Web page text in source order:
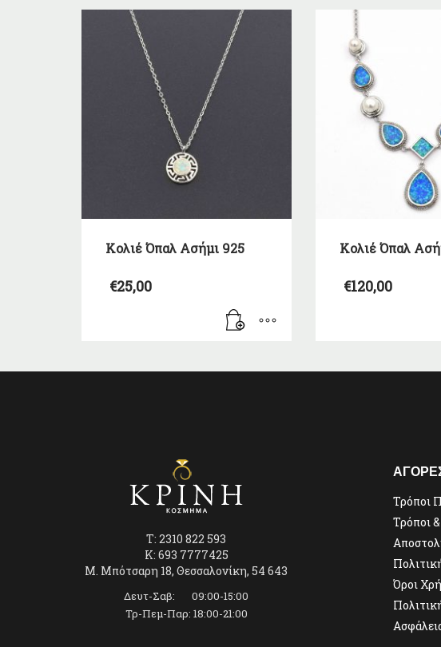
Kολιέ Όπαλ Ασήμι 925
€25,00
Kολιέ Όπαλ
€120,00
T: 2310 822 593
K: 693 7777425
Μ. Μπότσαρη 18, Θεσσαλονίκη, 54 643
Δευτ-Σαβ: 09:00-15:00
Τρ-Πεμ-Παρ: 18:00-21:00
Τρόποι
Τρόποι
Όροι